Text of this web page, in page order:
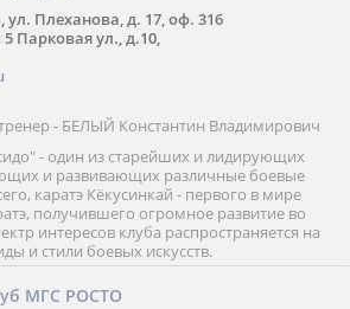
Плеханова, д. 17, оф. 316
Парковая ул., д.10,
- БЕЛЫЙ Константин Владимирович
- один из старейших и лидирующих
и развивающих различные боевые
каратэ Кёкусинкай - первого в мире
получившего огромное развитие во
интересов клуба распространяется на
и стили боевых искусств.
МГС РОСТО